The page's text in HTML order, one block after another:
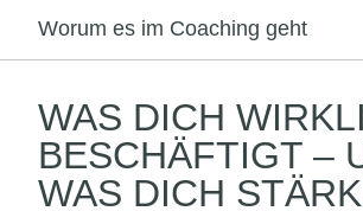
Worum es im Coaching geht
WAS DICH
BESCHÄFTIGT –
WAS DICH